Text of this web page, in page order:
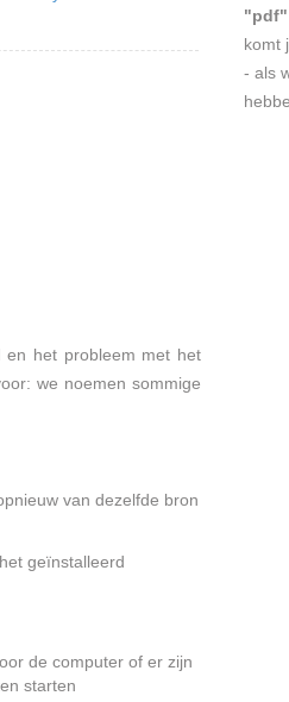
en het probleem met het
we noemen sommige
van dezelfde bron
geïnstalleerd
de computer of er zijn
starten
"pdf"
komt
- als